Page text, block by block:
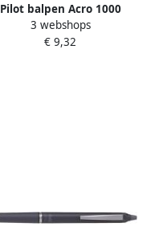
Pilot balpen Acro 1000
medium punt in giftbox
hemelsblauw
3 webshops
€ 9,32